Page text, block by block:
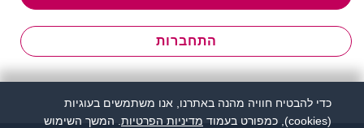
התחברות
כדי להבטיח חוויה מהנה באתרנו, אנו משתמשים בעוגיות
(cookies), כמפורט בעמוד
מדיניות הפרטיות . המשך השימוש